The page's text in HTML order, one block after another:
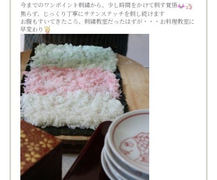
今までのワンポイント刺繍から、少し時間をかけて刺す覚悟
焦らず、じっくり丁寧にサテンステッチを刺し続けます
お腹もすいてきたころ、刺繍教室だったはずが・・・お料理教室に
早変わり